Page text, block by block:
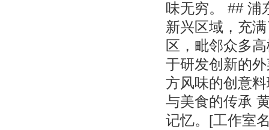
味无穷。 ## 浦
新兴区域，充
区，毗邻众多
于研发创新的
方风味的创意
与美食的传承
记忆。[工作室